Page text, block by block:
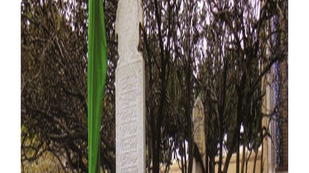
Donation
Blog
Magazine
Departments
Our Websites
More